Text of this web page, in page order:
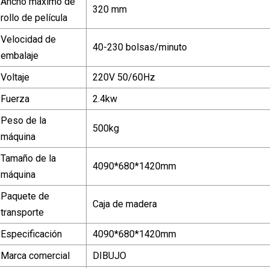
rollo de película
320 mm
Velocidad de
embalaje
40-230 bolsas/minuto
Voltaje
220V 50/60Hz
Fuerza
2.4kw
Peso de la
máquina
500kg
Tamaño de la
máquina
4090*680*1420mm
Paquete de
transporte
Caja de madera
Especificación
4090*680*1420mm
Marca comercial
DIBUJO